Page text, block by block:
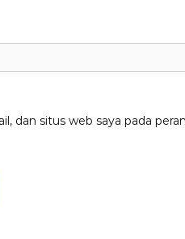
dan situs web saya pada